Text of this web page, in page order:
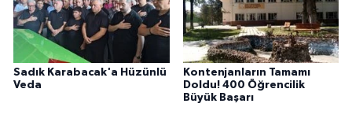
Sadık Karabacak'a Hüzünlü
Veda
Kontenjanların Tamamı
Doldu! 400 Öğrencilik
Büyük Başarı